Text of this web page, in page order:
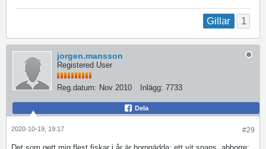
Gillar 1
jorgen.mansson
Registered User
Reg.datum: Nov 2010 Inlägg: 7733
Dela
#29
2020-10-19, 19:17